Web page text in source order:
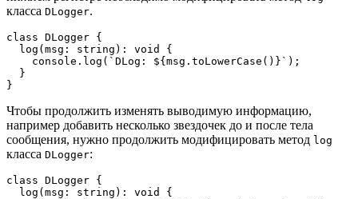
класса DLogger.
class DLogger {
  log(msg: string): void {
    console.log(`DLog: ${msg.toLowerCase()}`);
  }
}
Чтобы продолжить изменять выводимую информацию,
например добавить несколько звездочек до и после тела
сообщения, нужно продолжить модифицировать метод log
класса DLogger:
class DLogger {
  log(msg: string): void {